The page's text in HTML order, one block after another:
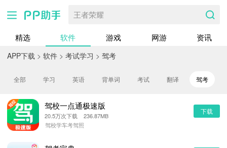
王者荣耀
精选 软件 游戏 网游 资讯
APP下载 > 软件 > 考试学习 > 驾考
全部 学习 英语 背单词 考试 翻译 驾考
驾校一点通极速版
20.5万次下载 236.87MB
驾校学车考驾照
下载